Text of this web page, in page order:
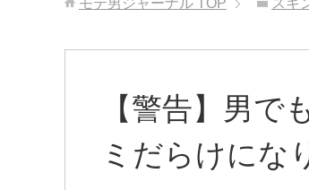
モテ男ジャーナル TOP スキ
【警告】男で
ミだらけにな